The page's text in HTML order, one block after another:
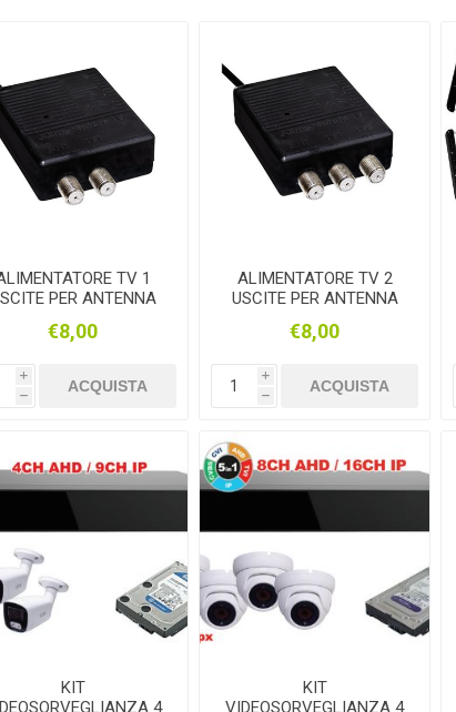
TV 1
PER ANTENNA
€8,00
i
h
ACQUISTA
ALIMENTATORE TV 2
USCITE PER ANTENNA
€8,00
i
h
ACQUISTA
KIT
4
KIT
VIDEOSORVEGLIANZA 4